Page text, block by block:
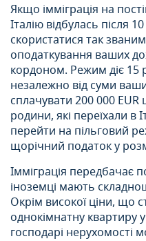
Якщо імміграція на
Італію відбулась після
скористатися так
оподаткування ваших
кордоном. Режим діє 15
незалежно від суми
сплачувати 200 000
родини, які переїхали в
перейти на пільговий
щорічний податок у
Імміграція передбачає
іноземці мають
Окрім високої ціни, що
однокімнатну квартиру
господарі нерухомості